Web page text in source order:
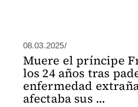
08.03.2025/
Muere el príncipe
los 24 años tras
enfermedad
afectaba sus ...